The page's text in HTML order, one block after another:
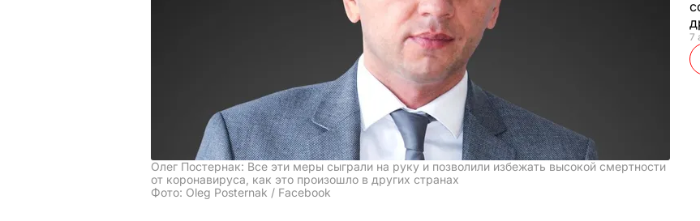
Олег Постернак: Все эти меры сыграли на руку и позволили избежать высокой смертности
от коронавируса, как это произошло в других странах
Фото: Oleg Posternak / Facebook
7